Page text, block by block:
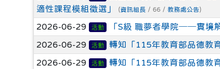
適性課程模組徵選」
(資訊組長 / 66 / 教務處公告)
2026-06-29 活動 「S級 職夢者學院──實境
2026-06-29 活動 轉知「115年教育部品德教
2026-06-29 活動 轉知「115年教育部品德教